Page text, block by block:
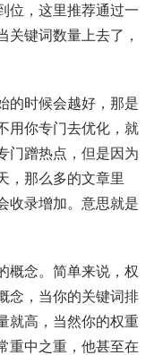
位，这里推荐通过一
关键词数量上去了，
的时候会越好，那是
用你专门去优化，就
门蹭热点，但是因为
，那么多的文章里
收录增加。意思就是
概念。简单来说，权
念，当你的关键词排
就高，当然你的权重
重中之重，他甚至在